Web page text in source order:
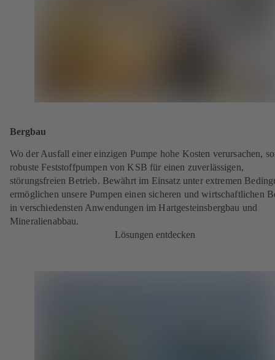
Bergbau
Wo der Ausfall einer einzigen Pumpe hohe Kosten verursachen,
robuste Feststoffpumpen von KSB für einen zuverlässigen,
störungsfreien Betrieb. Bewährt im Einsatz unter extremen
ermöglichen unsere Pumpen einen sicheren und wirtschaftlichen
in verschiedensten Anwendungen im Hartgesteinsbergbau und
Mineralienabbau.
Lösungen entdecken